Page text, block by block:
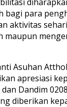
bagi para
aktivitas
maupun
Asuhan
apresiasi
Dandim
diberikan